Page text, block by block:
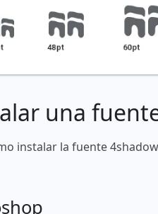
una
instalar la fuente